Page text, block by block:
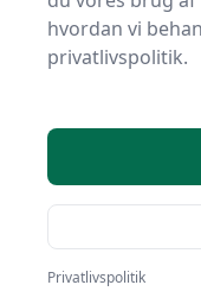
- top 0
bedste
dig!
Uanset om du
du finde det
hvordan vi
privatlivspolitik.
Privatlivspolitik